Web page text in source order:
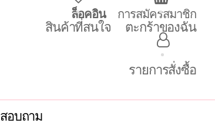
การสมัครสมาชิก
ล็อคอิน
ตะกร้าของฉัน
สินค้าที่สนใจ
รายการสั่งซื้อ
สอบถาม